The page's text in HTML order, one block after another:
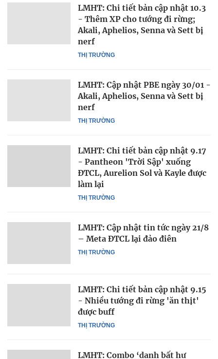
THỊ TRƯỜNG
LMHT: Chi tiết bản cập nhật 10.3
- Thêm XP cho tướng đi rừng;
Akali, Aphelios, Senna và Sett bị
nerf
THỊ TRƯỜNG
LMHT: Cập nhật PBE ngày 30/01 -
Akali, Aphelios, Senna và Sett bị
nerf
THỊ TRƯỜNG
LMHT: Chi tiết bản cập nhật 9.17
- Pantheon 'Trời Sập' xuống
ĐTCL, Aurelion Sol và Kayle được
làm lại
THỊ TRƯỜNG
LMHT: Cập nhật tin tức ngày 21/8
– Meta ĐTCL lại đảo điên
THỊ TRƯỜNG
LMHT: Chi tiết bản cập nhật 9.15
- Nhiều tướng đi rừng 'ăn thịt'
được buff
LMHT: Combo ‘danh bất hư